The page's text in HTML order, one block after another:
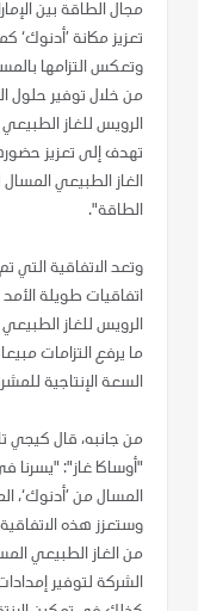
مجال الطاقة بين
تعزيز مكانة
وتعكس التزامها
من خلال توفير حلول
الرويس للغاز
تهدف إلى تعزيز
الغاز الطبيعي
الطاقة".
وتعد الاتفاقية التي
اتفاقيات طويلة
الرويس للغاز
السعة الإنتاجية
من جانبه، قال كيجي
"أوساكا غاز": "يسرنا
المسال من ’أدنوك‘،
وستعزز هذه
من الغاز الطبيعي
الشركة لتوفير